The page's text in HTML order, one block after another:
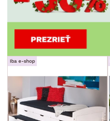
Iba e-shop